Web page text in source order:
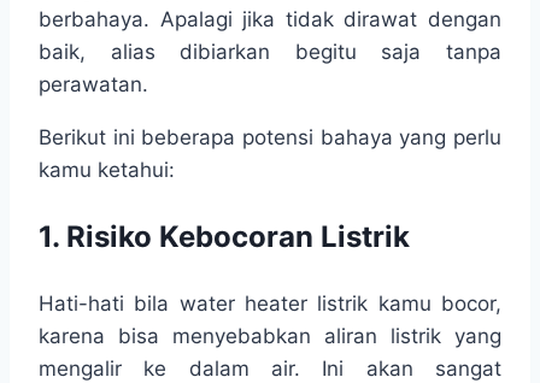
berbahaya. Apalagi jika tidak dirawat dengan
baik, alias dibiarkan begitu saja tanpa
perawatan.
Berikut ini beberapa potensi bahaya yang perlu
kamu ketahui:
1. Risiko Kebocoran Listrik
Hati-hati bila water heater listrik kamu bocor,
karena bisa menyebabkan aliran listrik yang
mengalir ke dalam air. Ini akan sangat